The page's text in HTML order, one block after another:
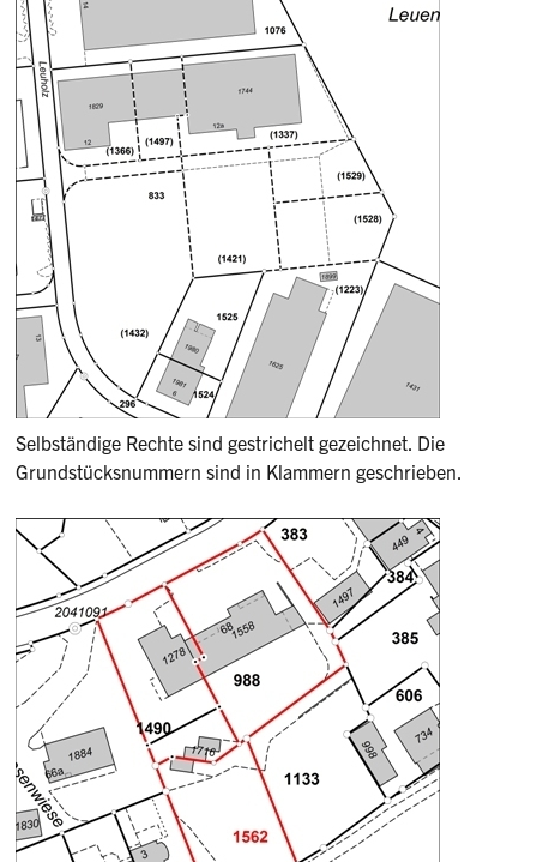
Selbständige Rechte sind gestrichelt gezeichnet. Die
Grundstücksnummern sind in Klammern geschrieben.